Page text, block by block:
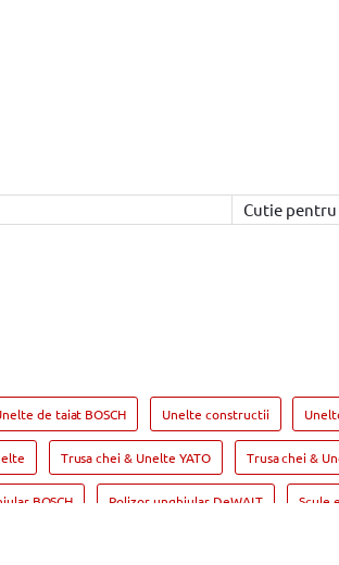
Cutie
de taiat BOSCH Unelte constructii
Trusa chei & Unelte YATO Trusa chei &
BOSCH Polizor unghiular DeWALT Scule